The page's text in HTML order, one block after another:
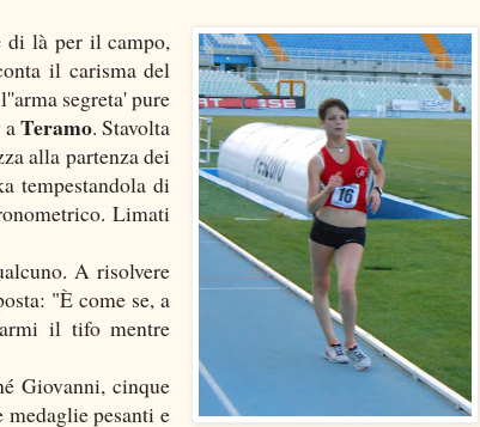
di là per il campo,
il carisma del
segreta' pure
Teramo. Stavolta
alla partenza dei
tempestandola di
Limati
A risolvere
"È come se, a
il tifo mentre
Giovanni, cinque
pesanti e